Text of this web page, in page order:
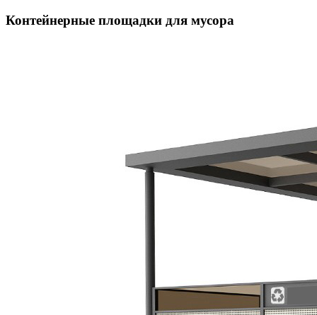
Контейнерные площадки для мусора